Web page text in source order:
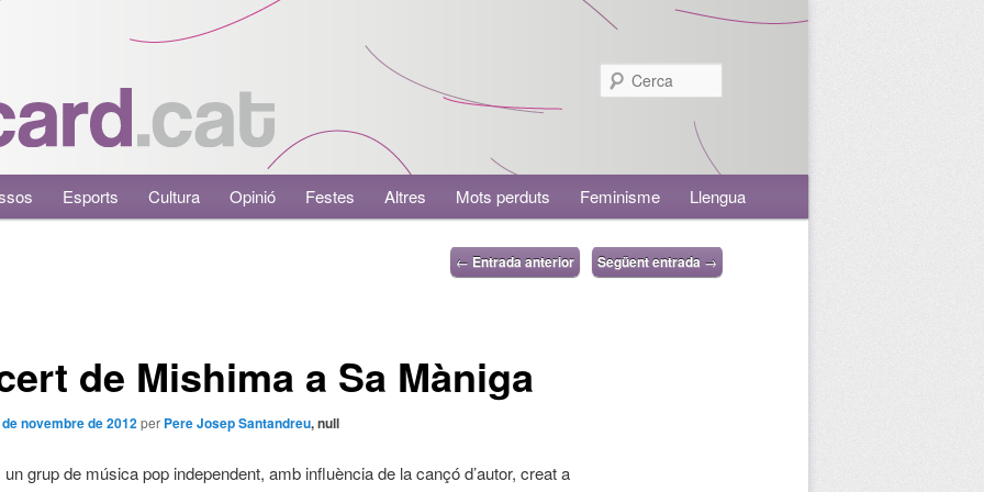
Esports Cultura Opinió Festes Altres Mots perduts Feminisme Llengua
← Entrada anterior Següent entrada →
de Mishima a Sa Màniga
novembre de 2012per Pere Josep Santandreu, null
grup de música pop independent, amb influència de la cançó d’autor, creat a